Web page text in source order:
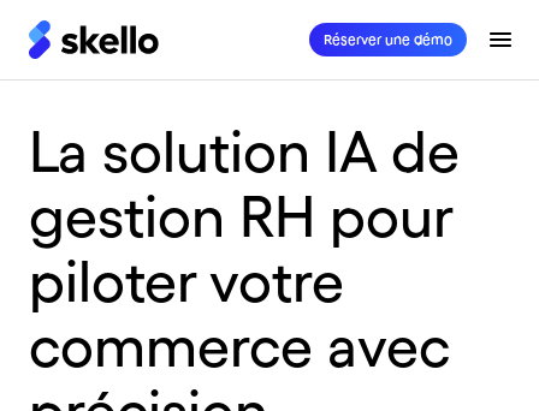
Réserver une démo
La solution IA de
gestion RH pour
piloter votre
commerce avec